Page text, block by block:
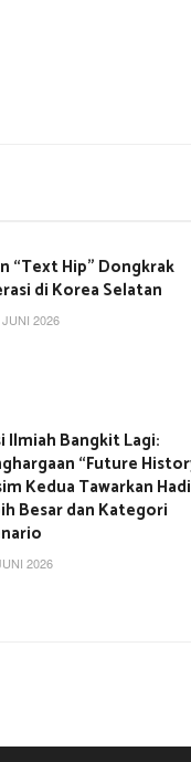
“Text Hip” Dongkrak
di Korea Selatan
JUNI 2026
Ilmiah Bangkit Lagi:
“Future
Kedua Tawarkan
Besar dan Kategori
2026